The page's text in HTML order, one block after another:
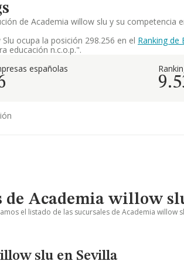
de Academia willow slu y su competencia
ocupa la posición 298.256 en el Ranking de
educación n.c.o.p.".
españolas
de Academia willow
el listado de las sucursales de Academia willow
slu en Sevilla